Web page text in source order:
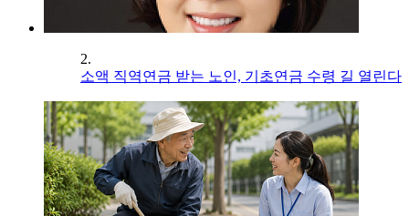
2.
소액 직역연금 받는 노인, 기초연금 수령 길 열린다